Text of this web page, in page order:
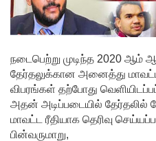
யில்லாப்
பிரேர
ணையைத்
தோற்கடித்
தாலும்
சிறைச்சா
நடைபெற்று முடிந்த 2020 ஆம்
தேர்தலுக்கான அனைத்து
விபரங்கள் தற்போது
அதன் அடிப்படையில் தேர்தலில்
மாவட்ட ரீதியாக தெரிவு
பின்வருமாறு,